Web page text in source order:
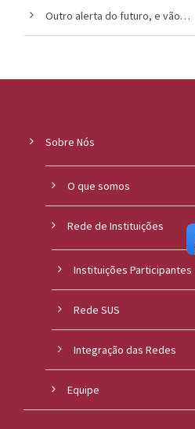
c
Outro alerta do futuro, e vão…
Sobre Nós
O que somos
Rede de Instituições
Instituições Participantes
Rede SUS
Integração das Redes
Equipe